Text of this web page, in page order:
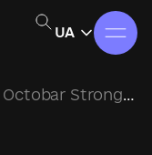
UA
Octobar Strong